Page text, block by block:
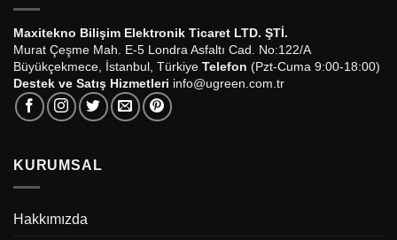
Maxitekno Bilişim Elektronik Ticaret LTD. ŞTİ.
Murat Çeşme Mah. E-5 Londra Asfaltı Cad. No:122/A
Büyükçekmece, İstanbul, Türkiye Telefon (Pzt-Cuma 9:00-18:00)
Destek ve Satış Hizmetleri info@ugreen.com.tr
KURUMSAL
Hakkımızda